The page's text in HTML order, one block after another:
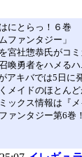
にとらっ！６巻
ファンタジー」
宮社惣恭氏がコ
喚勇者をハメる
アキバでは5日に
メイドのほとん
ックス情報は『
ァンタジー第6巻